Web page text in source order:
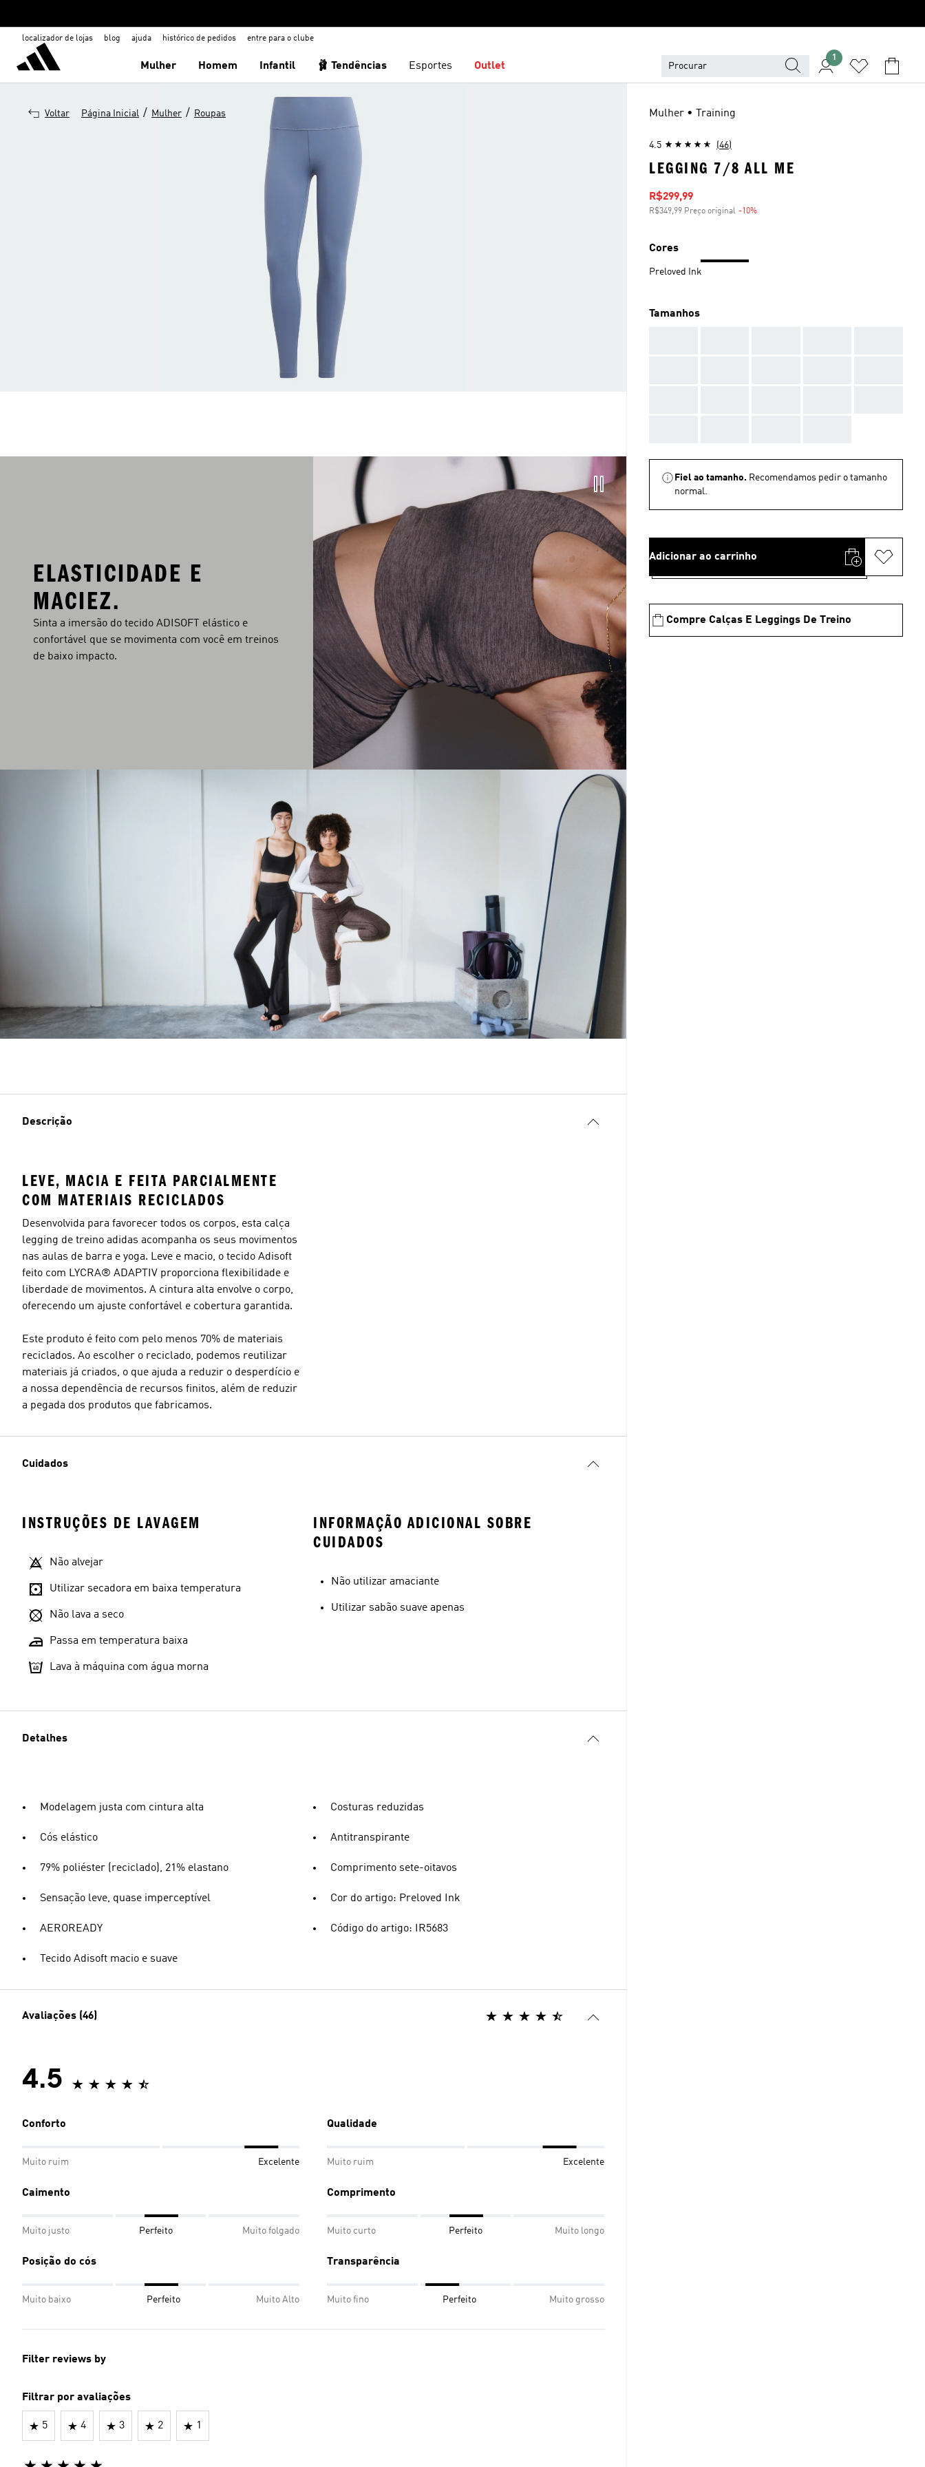
localizador de lojas blog ajuda histórico de pedidos entre para o clube
Mulher Homem Infantil 🩰 Tendências Esportes Outlet
1
Voltar Página Inicial / Mulher / Roupas
ELASTICIDADE E
MACIEZ.
Sinta a imersão do tecido ADISOFT elástico e
confortável que se movimenta com você em treinos
de baixo impacto.
Descrição
LEVE, MACIA E FEITA PARCIALMENTE
COM MATERIAIS RECICLADOS
Desenvolvida para favorecer todos os corpos, esta calça
legging de treino adidas acompanha os seus movimentos
nas aulas de barra e yoga. Leve e macio, o tecido Adisoft
feito com LYCRA® ADAPTIV proporciona flexibilidade e
liberdade de movimentos. A cintura alta envolve o corpo,
oferecendo um ajuste confortável e cobertura garantida.
Este produto é feito com pelo menos 70% de materiais
reciclados. Ao escolher o reciclado, podemos reutilizar
materiais já criados, o que ajuda a reduzir o desperdício e
a nossa dependência de recursos finitos, além de reduzir
a pegada dos produtos que fabricamos.
Cuidados
INSTRUÇÕES DE LAVAGEM
Não alvejar
Utilizar secadora em baixa temperatura
Não lava a seco
Passa em temperatura baixa
Lava à máquina com água morna
INFORMAÇÃO ADICIONAL SOBRE
CUIDADOS
Não utilizar amaciante
Utilizar sabão suave apenas
Detalhes
Modelagem justa com cintura alta
Cós elástico
79% poliéster (reciclado), 21% elastano
Sensação leve, quase imperceptível
AEROREADY
Tecido Adisoft macio e suave
Costuras reduzidas
Antitranspirante
Comprimento sete-oitavos
Cor do artigo: Preloved Ink
Código do artigo: IR5683
Avaliações (46)
4.5
Conforto
Muito ruim Excelente
Qualidade
Muito ruim Excelente
Caimento
Muito justo Perfeito Muito folgado
Comprimento
Muito curto Perfeito Muito longo
Posição do cós
Muito baixo Perfeito Muito Alto
Transparência
Muito fino Perfeito Muito grosso
Filter reviews by
Filtrar por avaliações
5 4 3 2 1
Mulher • Training
4.5 (46)
LEGGING 7/8 ALL ME
Preço com desconto
R$299,99
R$349,99 Preço original -10%
Cores
Preloved Ink
Tamanhos
Fiel ao tamanho. Recomendamos pedir o tamanho
normal.
Adicionar ao carrinho
Compre Calças E Leggings De Treino